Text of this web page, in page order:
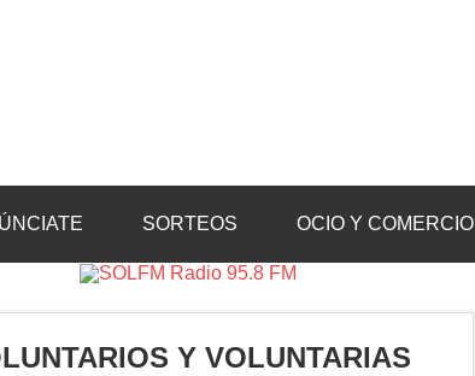
SORTEOS OCIO Y COMERCIO
Y VOLUNTARIAS